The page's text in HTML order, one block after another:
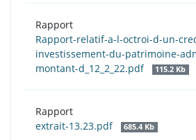
Rapport
Rapport-relatif-a-l-octroi-d-un-
investissement-du-patrimoine-
montant-d_12_2_22.pdf
115.2 Kb
Rapport
extrait-13.23.pdf
685.4 Kb